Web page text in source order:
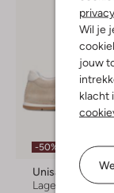
Wil je
jouw
klacht
-50%
Unisa
Lage sneakers